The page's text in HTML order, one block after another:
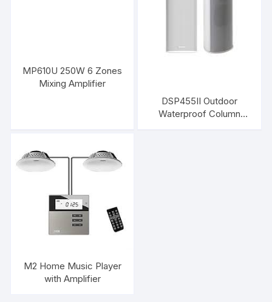
MP610U 250W 6 Zones
Mixing Amplifier
DSP455II Outdoor
Waterproof Column
M2 Home Music Player
with Amplifier